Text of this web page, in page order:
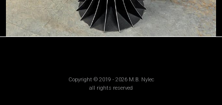
Copyright © 2019 - 2026 M.B. Nylec
all rights reserved